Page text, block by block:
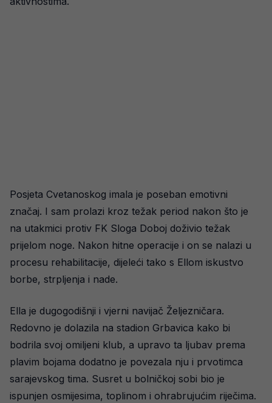
Posjeta Cvetanoskog imala je poseban emotivni
značaj. I sam prolazi kroz težak period nakon što je
na utakmici protiv FK Sloga Doboj doživio težak
prijelom noge. Nakon hitne operacije i on se nalazi u
procesu rehabilitacije, dijeleći tako s Ellom iskustvo
borbe, strpljenja i nade.
Ella je dugogodišnji i vjerni navijač Željezničara.
Redovno je dolazila na stadion Grbavica kako bi
bodrila svoj omiljeni klub, a upravo ta ljubav prema
plavim bojama dodatno je povezala nju i prvotimca
sarajevskog tima. Susret u bolničkoj sobi bio je
ispunjen osmijesima, toplinom i ohrabrujućim riječima.